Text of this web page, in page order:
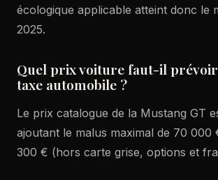
écologique applicable atteint donc le
2025.
Quel prix voiture faut-il
taxe automobile ?
Le prix catalogue de la Mustang GT
ajoutant le malus maximal de 70
300 € (hors carte grise, options et